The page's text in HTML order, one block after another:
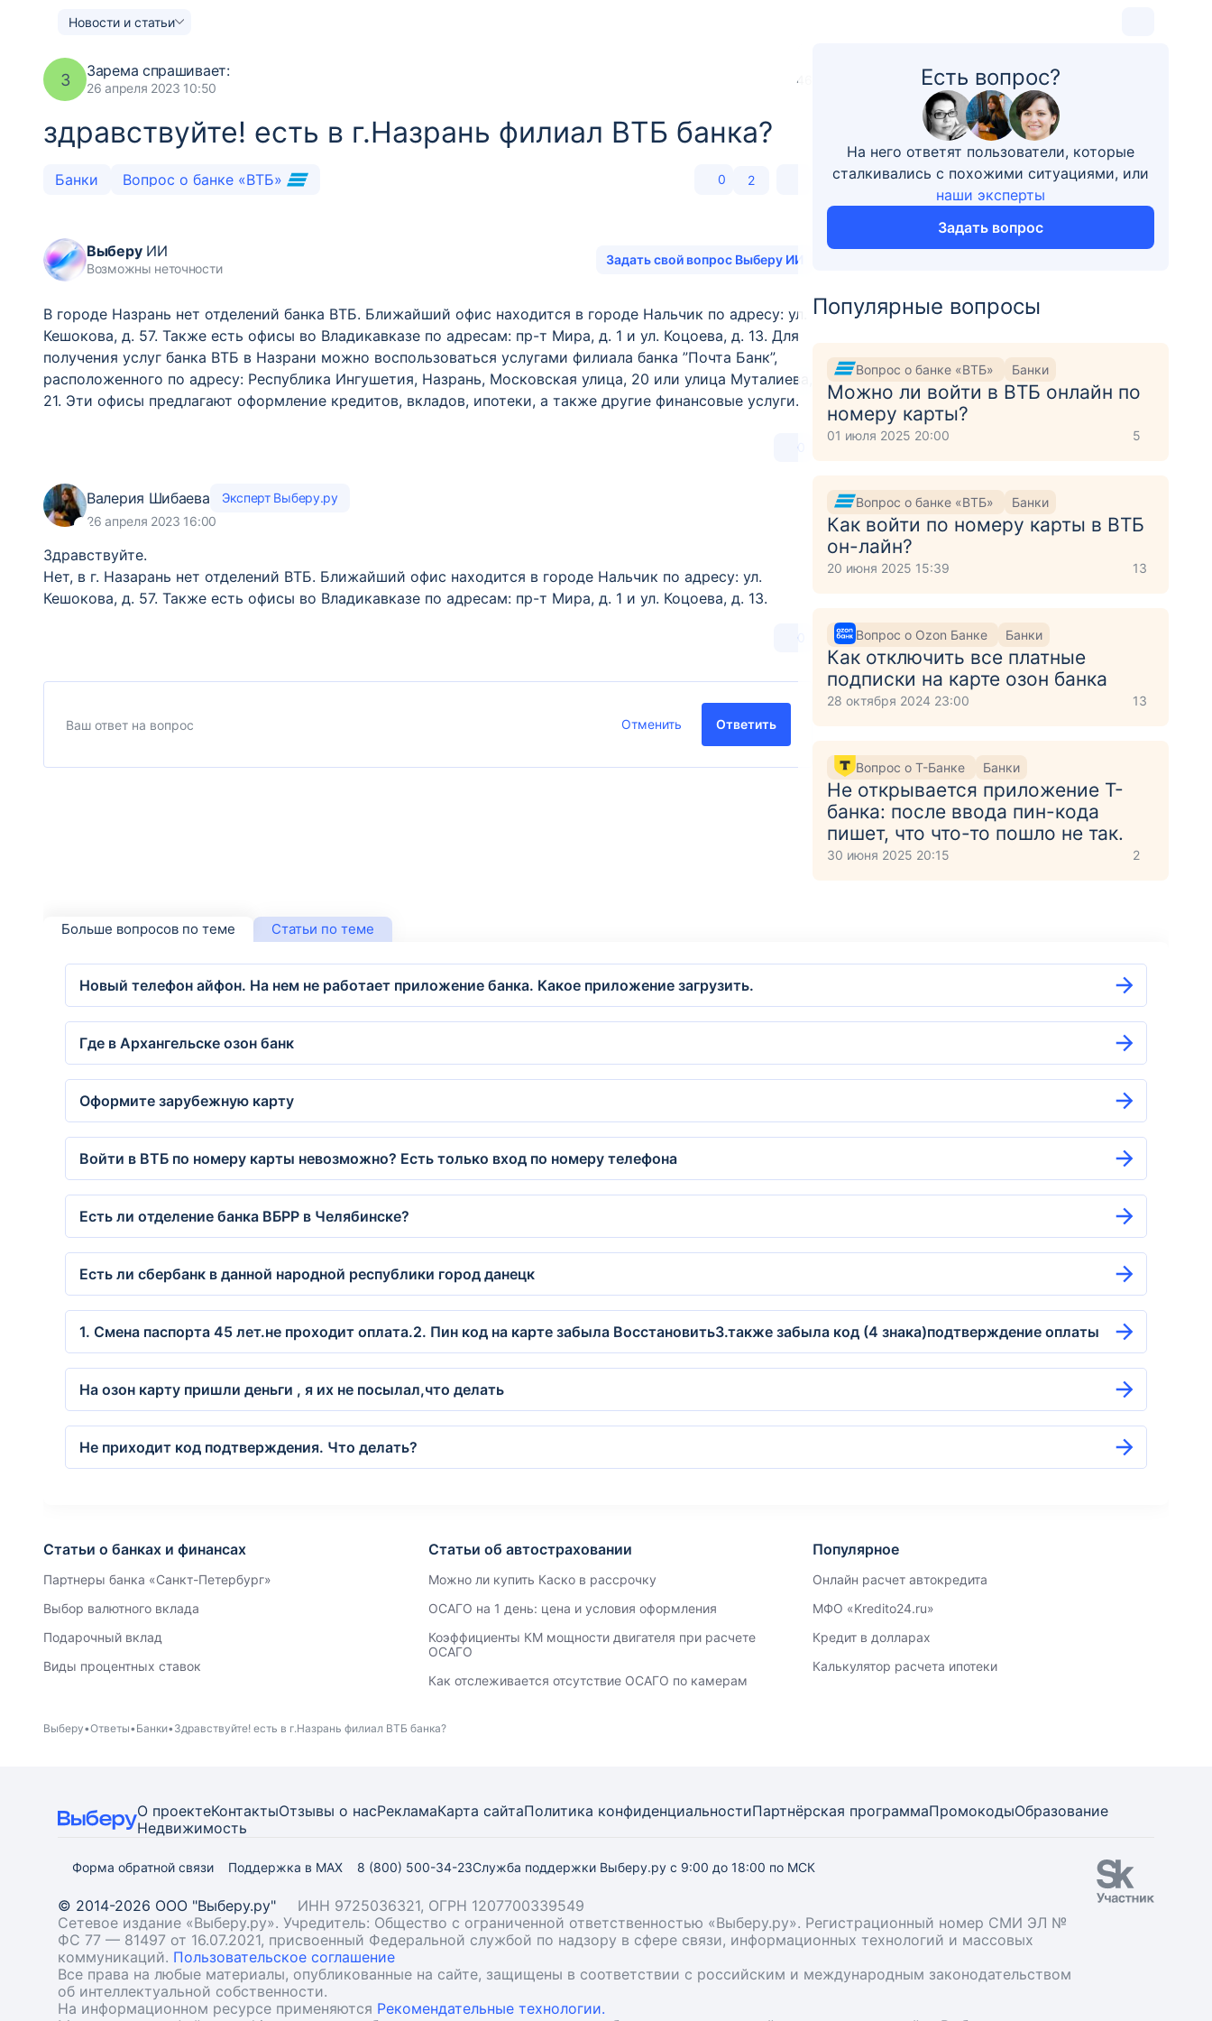
Новости и статьи
З Зарема спрашивает:
26 апреля 2023 10:50
46
здравствуйте! есть в г.Назрань филиал ВТБ банка?
Банки Вопрос о банке «ВТБ» 0 2
ВыберуИИ
Возможны неточности
Задать свой вопрос Выберу ИИ
В городе Назрань нет отделений банка ВТБ. Ближайший офис находится в городе Нальчик по адресу: ул.
Кешокова, д. 57. Также есть офисы во Владикавказе по адресам: пр-т Мира, д. 1 и ул. Коцоева, д. 13. Для
получения услуг банка ВТБ в Назрани можно воспользоваться услугами филиала банка ”Почта Банк”,
расположенного по адресу: Республика Ингушетия, Назрань, Московская улица, 20 или улица Муталиева,
21. Эти офисы предлагают оформление кредитов, вкладов, ипотеки, а также другие финансовые услуги.
0
Валерия Шибаева
Эксперт Выберу.ру
26 апреля 2023 16:00
Здравствуйте.
Нет, в г. Назарань нет отделений ВТБ. Ближайший офис находится в городе Нальчик по адресу: ул.
Кешокова, д. 57. Также есть офисы во Владикавказе по адресам: пр-т Мира, д. 1 и ул. Коцоева, д. 13.
0
Отменить Ответить
Есть вопрос?
На него ответят пользователи, которые
сталкивались с похожими ситуациями, или
наши эксперты
Задать вопрос
Популярные вопросы
Вопрос о банке «ВТБ» Банки
Можно ли войти в ВТБ онлайн по
номеру карты?
01 июля 2025 20:00 5
Вопрос о банке «ВТБ» Банки
Как войти по номеру карты в ВТБ
он-лайн?
20 июня 2025 15:39 13
Вопрос о Ozon Банке Банки
Как отключить все платные
подписки на карте озон банка
28 октября 2024 23:00 13
Вопрос о Т-Банке Банки
Не открывается приложение Т-
банка: после ввода пин-кода
пишет, что что-то пошло не так.
30 июня 2025 20:15 2
Больше вопросов по теме Статьи по теме
Новый телефон айфон. На нем не работает приложение банка. Какое приложение загрузить.
Где в Архангельске озон банк
Оформите зарубежную карту
Войти в ВТБ по номеру карты невозможно? Есть только вход по номеру телефона
Есть ли отделение банка ВБРР в Челябинске?
Есть ли сбербанк в данной народной республики город данецк
1. Смена паспорта 45 лет.не проходит оплата.2. Пин код на карте забыла Восстановить3.также забыла код (4 знака)подтверждение оплаты
На озон карту пришли деньги , я их не посылал,что делать
Не приходит код подтверждения. Что делать?
Статьи о банках и финансах
Партнеры банка «Санкт-Петербург»
Выбор валютного вклада
Подарочный вклад
Виды процентных ставок
Статьи об автостраховании
Можно ли купить Каско в рассрочку
ОСАГО на 1 день: цена и условия оформления
Коэффициенты КМ мощности двигателя при расчете
ОСАГО
Как отслеживается отсутствие ОСАГО по камерам
Популярное
Онлайн расчет автокредита
МФО «Kredito24.ru»
Кредит в долларах
Калькулятор расчета ипотеки
Выберу Ответы Банки Здравствуйте! есть в г.Назрань филиал ВТБ банка?
О проектеКонтактыОтзывы о насРекламаКарта сайтаПолитика конфиденциальностиПартнёрская программаПромокодыОбразование
Недвижимость
Форма обратной связи Поддержка в MAX 8 (800) 500-34-23Служба поддержки Выберу.ру с 9:00 до 18:00 по МСК
© 2014-2026 ООО "Выберу.ру"
ИНН 9725036321, ОГРН 1207700339549
Сетевое издание «Выберу.ру». Учредитель: Общество с ограниченной ответственностью «Выберу.ру». Регистрационный номер СМИ ЭЛ №
ФС 77 — 81497 от 16.07.2021, присвоенный Федеральной службой по надзору в сфере связи, информационных технологий и массовых
коммуникаций. Пользовательское соглашение
Все права на любые материалы, опубликованные на сайте, защищены в соответствии с российским и международным законодательством
об интеллектуальной собственности.
На информационном ресурсе применяются Рекомендательные технологии.